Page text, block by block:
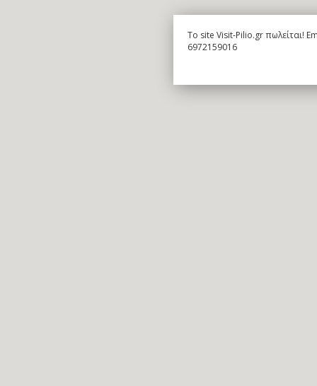
To site Visit-Pilio.gr πωλείται!
6972159016